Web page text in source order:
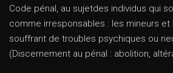
Code pénal, au sujetdes individus qui
comme irresponsables : les mineurs et
souffrant de troubles psychiques ou
(Discernement au pénal : abolition,